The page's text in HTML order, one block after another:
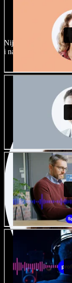
Veliki
Nijedan projekt ne
i naglasaka i